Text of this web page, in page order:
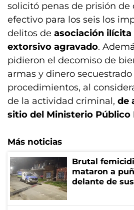
solicitó penas de prisión
efectivo para los seis los
delitos de asociación
extorsivo agravado.
pidieron el decomiso de
armas y dinero
procedimientos, al
de la actividad criminal, de
sitio del Ministerio Público
Más noticias
Brutal
mataron a
delante de